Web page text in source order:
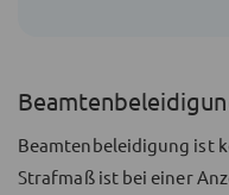
Beamtenbeleidigung ist
Strafmaß ist bei einer